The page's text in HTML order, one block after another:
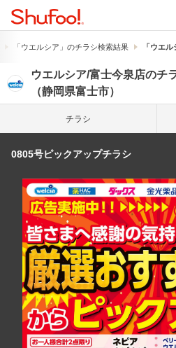
「ウエルシア」のチラシ検索結果 「ウエ
ウエルシア/富士今泉店のチ
（静岡県富士市）
チラシ
0805号ピックアップチラシ